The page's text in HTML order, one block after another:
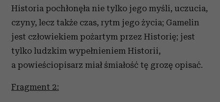
Historia pochłonęła nie tylko jego myśli, uczucia,
czyny, lecz także czas, rytm jego życia; Gamelin
jest człowiekiem pożartym przez Historię; jest
tylko ludzkim wypełnieniem Historii,
a powieściopisarz miał śmiałość tę grozę opisać.
Fragment 2: